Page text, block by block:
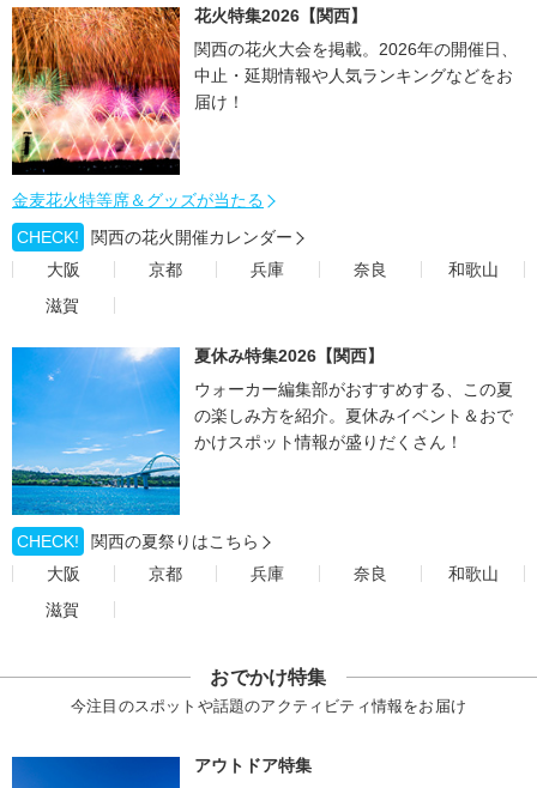
花火特集2026【関西】
関西の花火大会を掲載。2026年の開催日、
中止・延期情報や人気ランキングなどをお
届け！
金麦花火特等席＆グッズが当たる
CHECK!
関西の花火開催カレンダー
大阪
京都 兵庫 奈良
和歌山
滋賀
夏休み特集2026【関西】
ウォーカー編集部がおすすめする、この夏
の楽しみ方を紹介。夏休みイベント＆おで
かけスポット情報が盛りだくさん！
CHECK!
関西の夏祭りはこちら
大阪
京都 兵庫 奈良
和歌山
滋賀
おでかけ特集
今注目のスポットや話題のアクティビティ情報をお届け
アウトドア特集